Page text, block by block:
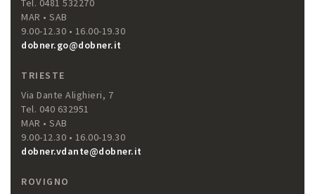
Tel. 0481 532270
MAR • SAB
9.00-12.30 • 16.00-19.30
dobner.go@dobner.it
TRIESTE
Via Dante Alighieri, 7
Tel. 040 632951
MAR • SAB
9.00-12.30 • 16.00-19.30
dobner.vdante@dobner.it
ROVIGNO